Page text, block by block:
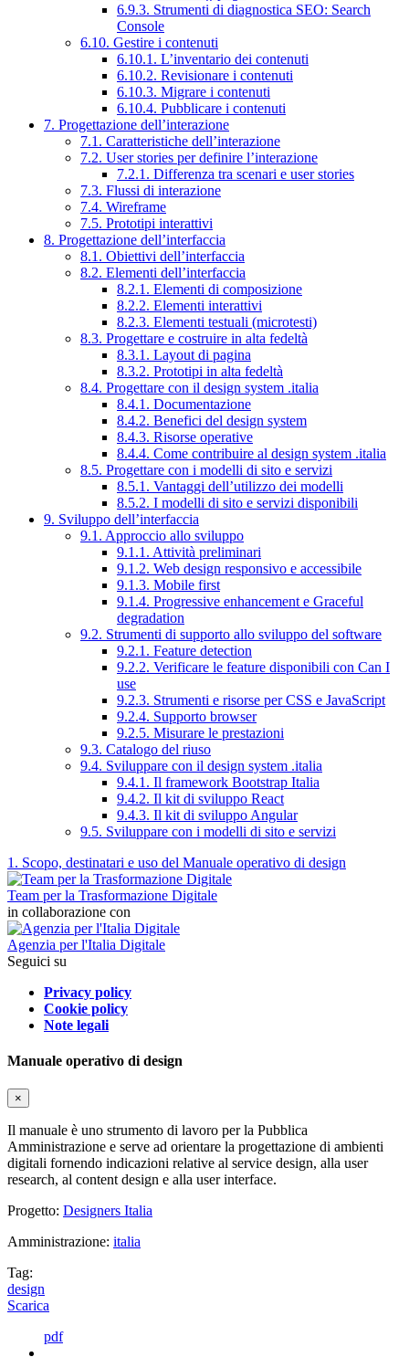
6.9.3. Strumenti di diagnostica SEO: Search
Console
6.10. Gestire i contenuti
6.10.1. L’inventario dei contenuti
6.10.2. Revisionare i contenuti
6.10.3. Migrare i contenuti
6.10.4. Pubblicare i contenuti
7. Progettazione dell’interazione
7.1. Caratteristiche dell’interazione
7.2. User stories per definire l’interazione
7.2.1. Differenza tra scenari e user stories
7.3. Flussi di interazione
7.4. Wireframe
7.5. Prototipi interattivi
8. Progettazione dell’interfaccia
8.1. Obiettivi dell’interfaccia
8.2. Elementi dell’interfaccia
8.2.1. Elementi di composizione
8.2.2. Elementi interattivi
8.2.3. Elementi testuali (microtesti)
8.3. Progettare e costruire in alta fedeltà
8.3.1. Layout di pagina
8.3.2. Prototipi in alta fedeltà
8.4. Progettare con il design system .italia
8.4.1. Documentazione
8.4.2. Benefici del design system
8.4.3. Risorse operative
8.4.4. Come contribuire al design system .italia
8.5. Progettare con i modelli di sito e servizi
8.5.1. Vantaggi dell’utilizzo dei modelli
8.5.2. I modelli di sito e servizi disponibili
9. Sviluppo dell’interfaccia
9.1. Approccio allo sviluppo
9.1.1. Attività preliminari
9.1.2. Web design responsivo e accessibile
9.1.3. Mobile first
9.1.4. Progressive enhancement e Graceful
degradation
9.2. Strumenti di supporto allo sviluppo del software
9.2.1. Feature detection
9.2.2. Verificare le feature disponibili con Can I
use
9.2.3. Strumenti e risorse per CSS e JavaScript
9.2.4. Supporto browser
9.2.5. Misurare le prestazioni
9.3. Catalogo del riuso
9.4. Sviluppare con il design system .italia
9.4.1. Il framework Bootstrap Italia
9.4.2. Il kit di sviluppo React
9.4.3. Il kit di sviluppo Angular
9.5. Sviluppare con i modelli di sito e servizi
1. Scopo, destinatari e uso del Manuale operativo di design
Team per la Trasformazione Digitale
in collaborazione con
Agenzia per l'Italia Digitale
Seguici su
Privacy policy
Cookie policy
Note legali
Manuale operativo di design
×
Il manuale è uno strumento di lavoro per la Pubblica
Amministrazione e serve ad orientare la progettazione di ambienti
digitali fornendo indicazioni relative al service design, alla user
research, al content design e alla user interface.
Progetto: Designers Italia
Amministrazione: italia
Tag:
design
Scarica
pdf